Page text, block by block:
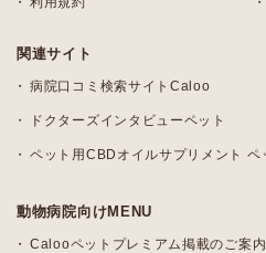
関連サイト
病院口コミ検索サイトCaloo
ドクターズインタビューペット
ペット用CBDオイルサプリメント ペ
動物病院向けMENU
Calooペットプレミアム掲載のご案内